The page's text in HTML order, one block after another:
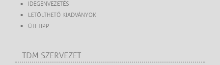
IDEGENVEZETÉS
LETÖLTHETŐ KIADVÁNYOK
ÚTI TIPP
TDM SZERVEZET